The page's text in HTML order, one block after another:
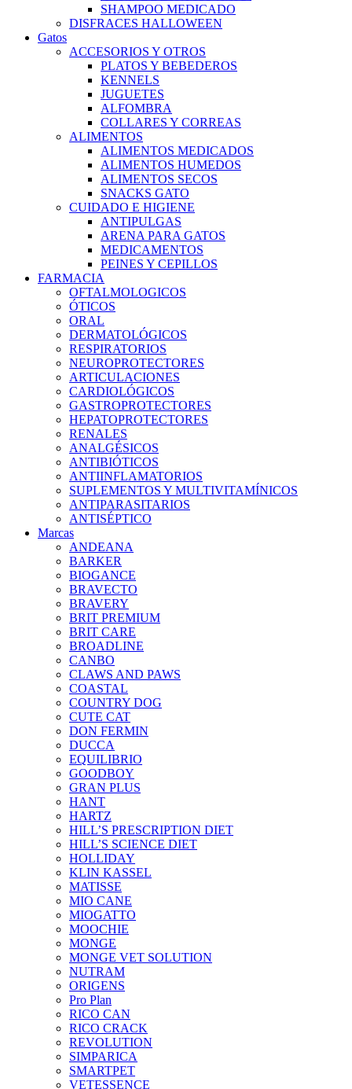
SHAMPOO MEDICADO
DISFRACES HALLOWEEN
Gatos
ACCESORIOS Y OTROS
PLATOS Y BEBEDEROS
KENNELS
JUGUETES
ALFOMBRA
COLLARES Y CORREAS
ALIMENTOS
ALIMENTOS MEDICADOS
ALIMENTOS HUMEDOS
ALIMENTOS SECOS
SNACKS GATO
CUIDADO E HIGIENE
ANTIPULGAS
ARENA PARA GATOS
MEDICAMENTOS
PEINES Y CEPILLOS
FARMACIA
OFTALMOLOGICOS
ÓTICOS
ORAL
DERMATOLÓGICOS
RESPIRATORIOS
NEUROPROTECTORES
ARTICULACIONES
CARDIOLÓGICOS
GASTROPROTECTORES
HEPATOPROTECTORES
RENALES
ANALGÉSICOS
ANTIBIÓTICOS
ANTIINFLAMATORIOS
SUPLEMENTOS Y MULTIVITAMÍNICOS
ANTIPARASITARIOS
ANTISÉPTICO
Marcas
ANDEANA
BARKER
BIOGANCE
BRAVECTO
BRAVERY
BRIT PREMIUM
BRIT CARE
BROADLINE
CANBO
CLAWS AND PAWS
COASTAL
COUNTRY DOG
CUTE CAT
DON FERMIN
DUCCA
EQUILIBRIO
GOODBOY
GRAN PLUS
HANT
HARTZ
HILL’S PRESCRIPTION DIET
HILL’S SCIENCE DIET
HOLLIDAY
KLIN KASSEL
MATISSE
MIO CANE
MIOGATTO
MOOCHIE
MONGE
MONGE VET SOLUTION
NUTRAM
ORIGENS
Pro Plan
RICO CAN
RICO CRACK
REVOLUTION
SIMPARICA
SMARTPET
VETESSENCE